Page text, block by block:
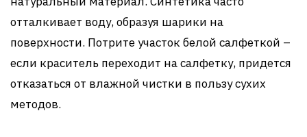
отталкивает воду, образуя шарики на
поверхности. Потрите участок белой салфеткой –
если краситель переходит на салфетку, придется
отказаться от влажной чистки в пользу сухих
методов.